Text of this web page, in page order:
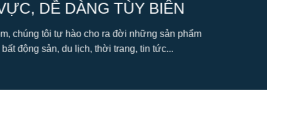
DỄ DÀNG TÙY BIẾN
chúng tôi tự hào cho ra đời những sản phẩm
động sản, du lịch, thời trang, tin tức...